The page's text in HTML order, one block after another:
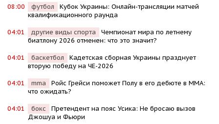
08:00 футбол
Кубок Украины: Онлайн-трансляции матчей
квалификационного раунда
04:01 другие виды спорта
Чемпионат мира по летнему
биатлону 2026 отменен: что это значит?
04:01 баскетбол
Кадетская сборная Украины празднует
вторую победу на ЧЕ-2026
04:01 mma
Ройс Грейси поможет Полу в его дебюте в MMA:
что ожидать?
04:01 бокс
Претендент на пояс Усика: Не бросаю вызов
Джошуа и Фьюри